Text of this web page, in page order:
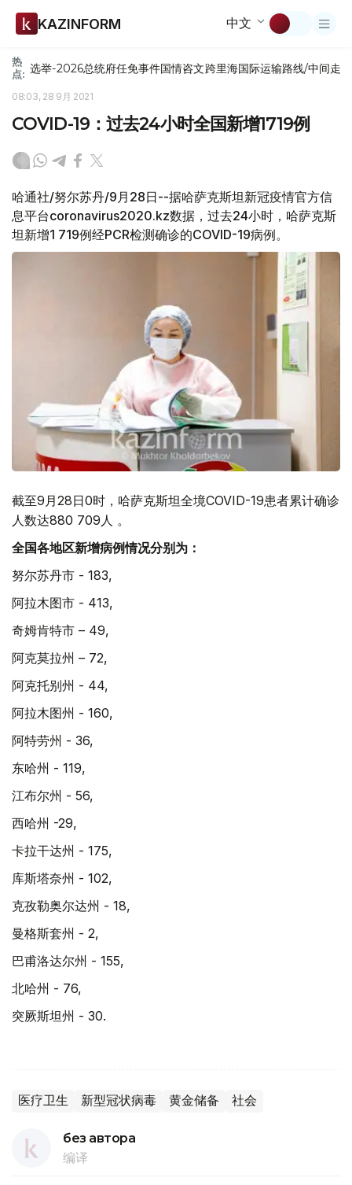
KAZINFORM 中文
热
点: 选举-2026总统府任免事件国情咨文跨里海国际运输路线/中间走廊
08:03, 28 9月 2021
COVID-19：过去24小时全国新增1719例
哈通社/努尔苏丹/9月28日--据哈萨克斯坦新冠疫情官方信
息平台coronavirus2020.kz数据，过去24小时，哈萨克斯
坦新增1 719例经PCR检测确诊的COVID-19病例。
截至9月28日0时，哈萨克斯坦全境COVID-19患者累计确诊
人数达880 709人 。
全国各地区新增病例情况分别为：
努尔苏丹市 - 183,
阿拉木图市 - 413,
奇姆肯特市 – 49,
阿克莫拉州 – 72,
阿克托别州 - 44,
阿拉木图州 - 160,
阿特劳州 - 36,
东哈州 - 119,
江布尔州 - 56,
西哈州 -29,
卡拉干达州 - 175,
库斯塔奈州 - 102,
克孜勒奥尔达州 - 18,
曼格斯套州 - 2,
巴甫洛达尔州 - 155,
北哈州 - 76,
突厥斯坦州 - 30.
医疗卫生 新型冠状病毒 黄金储备 社会
без автора
编译